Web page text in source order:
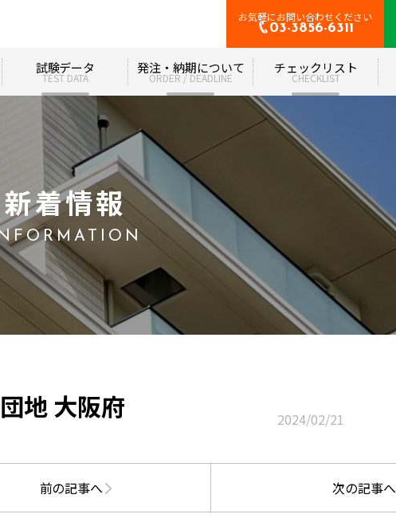
お気軽にお問い合わせください
03-3856-6311
試験データ
TEST DATA
発注・納期について
ORDER / DEADLINE
チェックリスト
CHECKLIST
新着情報
地 大阪府 2024/02/21
前の記事へ 次の記事へ